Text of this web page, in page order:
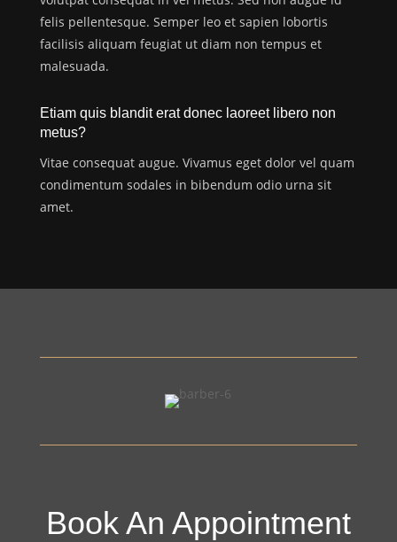
felis pellentesque. Semper leo et sapien lobortis
facilisis aliquam feugiat ut diam non tempus et
malesuada.
Etiam quis blandit erat donec laoreet libero non
metus?
Vitae consequat augue. Vivamus eget dolor vel quam
condimentum sodales in bibendum odio urna sit
amet.
Book An Appointment